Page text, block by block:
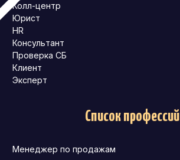
Колл-центр
Юрист
HR
Консультант
Проверка СБ
Клиент
Эксперт
Список профессий
Менеджер по продажам